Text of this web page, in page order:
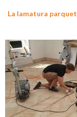
La lamatura parquet